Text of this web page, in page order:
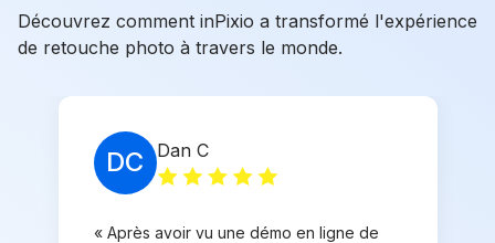
Découvrez comment inPixio a transformé l'expérience
de retouche photo à travers le monde.
DC Dan C
« Après avoir vu une démo en ligne de